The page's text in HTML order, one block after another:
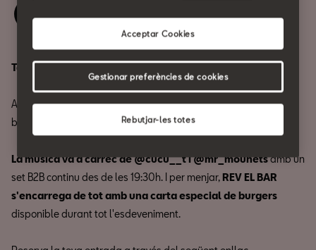
Tanca la setmana amb un pla diferent.
Aquest dijous t'esperem en un afterwork amb REV EL BAR:
burgers, drinks i DJ Set per allargar la tarda com es mereix.
La música va a càrrec de @cucu__t i @mr_mounetsamb un
set B2B continu des de les 19:30h. I per menjar, REV EL BAR
s'encarrega de tot amb una carta especial de burgers
disponible durant tot l'esdeveniment.
Rebutjar-les totes
Acceptar Cookies
Gestionar preferències de cookies